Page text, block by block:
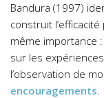
Bandura (1997)
construit
même importance
sur les
l’observation de
encouragements.